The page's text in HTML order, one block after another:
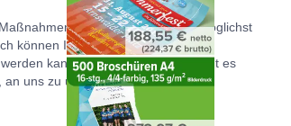
umgesetzt, um einen möglichst
können Internetbasierte
kann. Aus diesem Grund steht es
an uns zu übermitteln.